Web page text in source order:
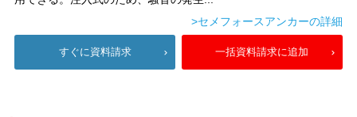
>セメフォースアンカーの詳細
すぐに資料請求 一括資料請求に追加